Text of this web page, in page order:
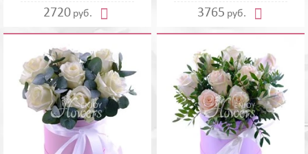
2720 руб.  3765 руб. 